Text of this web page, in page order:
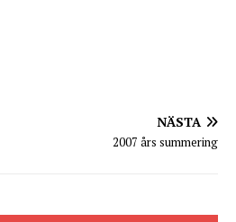
NÄSTA
2007 års summering